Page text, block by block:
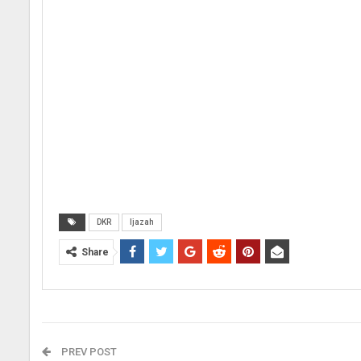
DKR Ijazah
Share
PREV POST